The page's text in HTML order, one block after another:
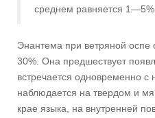
среднем равняется
Энантема при ветряной оспе
30%. Она предшествует
встречается одновременно
наблюдается на твердом и
крае языка, на внутренней